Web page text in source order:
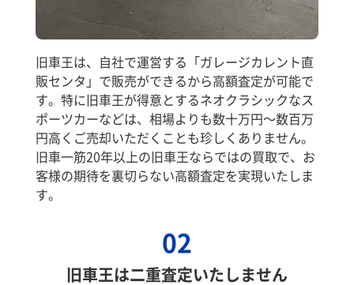
旧車王は、自社で運営する「ガレージカレント直
販センタ」で販売ができるから高額査定が可能で
す。特に旧車王が得意とするネオクラシックなス
ポーツカーなどは、相場よりも数十万円～数百万
円高くご売却いただくことも珍しくありません。
旧車一筋20年以上の旧車王ならではの買取で、お
客様の期待を裏切らない高額査定を実現いたしま
す。
02
旧車王は二重査定いたしません